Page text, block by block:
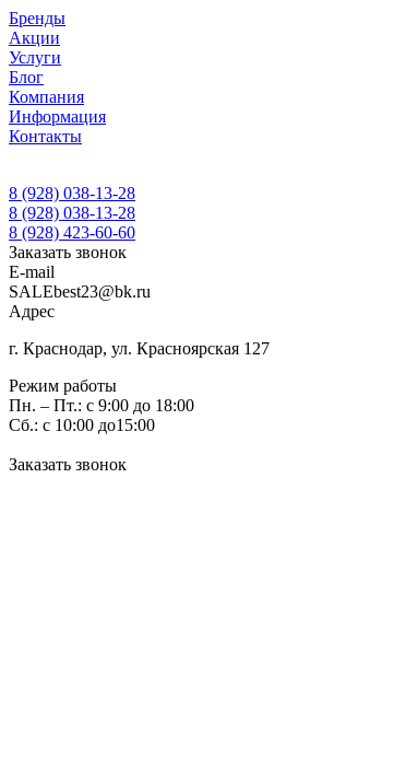
Бренды
Акции
Услуги
Блог
Компания
Информация
Контакты
8 (928) 038-13-28
8 (928) 038-13-28
8 (928) 423-60-60
Заказать звонок
E-mail
SALEbest23@bk.ru
Адрес
г. Краснодар, ул. Красноярская 127
Режим работы
Пн. – Пт.: с 9:00 до 18:00
Сб.: с 10:00 до15:00
Заказать звонок